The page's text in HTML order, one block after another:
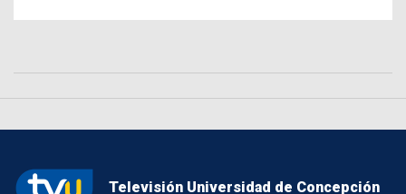
Televisión Universidad de Concepción